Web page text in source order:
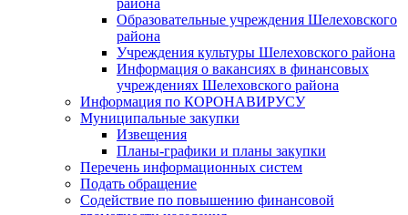
Образовательные учреждения Шелеховского
района
Учреждения культуры Шелеховского района
Информация о вакансиях в финансовых
учреждениях Шелеховского района
Информация по КОРОНАВИРУСУ
Муниципальные закупки
Извещения
Планы-графики и планы закупки
Перечень информационных систем
Подать обращение
Содействие по повышению финансовой